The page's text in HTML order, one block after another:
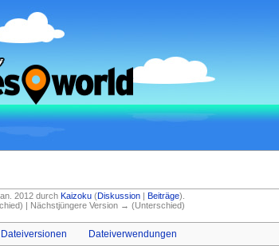
2012 durch Kaizoku (Diskussion Beiträge)
| Nächstjüngere Version → (Unterschied)
Dateiversionen Dateiverwendungen